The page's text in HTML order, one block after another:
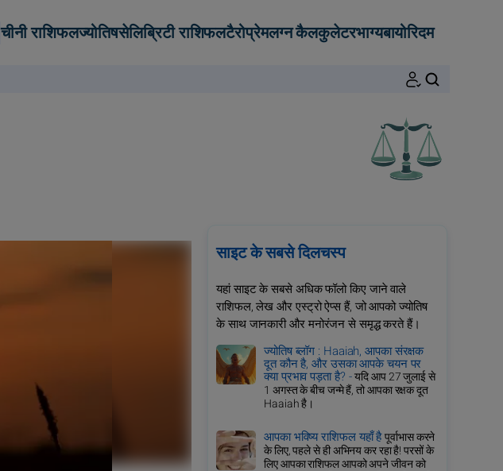
चीनी राशिफलज्योतिषसेलिब्रिटी राशिफलटैरोप्रेमलग्न कैलकुलेटरभाग्यबायोरिदम
साइट के सबसे दिलचस्प
यहां साइट के सबसे अधिक फॉलो किए जाने वाले
राशिफल, लेख और एस्ट्रो ऐप्स हैं, जो आपको ज्योतिष
के साथ जानकारी और मनोरंजन से समृद्ध करते हैं।
ज्योतिष ब्लॉग : Haaiah, आपका संरक्षक
दूत कौन है, और उसका आपके चयन पर
क्या प्रभाव पड़ता है? -यदि आप 27 जुलाई से
1 अगस्त के बीच जन्मे हैं, तो आपका रक्षक दूत
Haaiah है।
आपका भविष्य राशिफल यहाँ हैपूर्वाभास करने
के लिए, पहले से ही अभिनय कर रहा है! परसों के
लिए आपका राशिफल आपको अपने जीवन को